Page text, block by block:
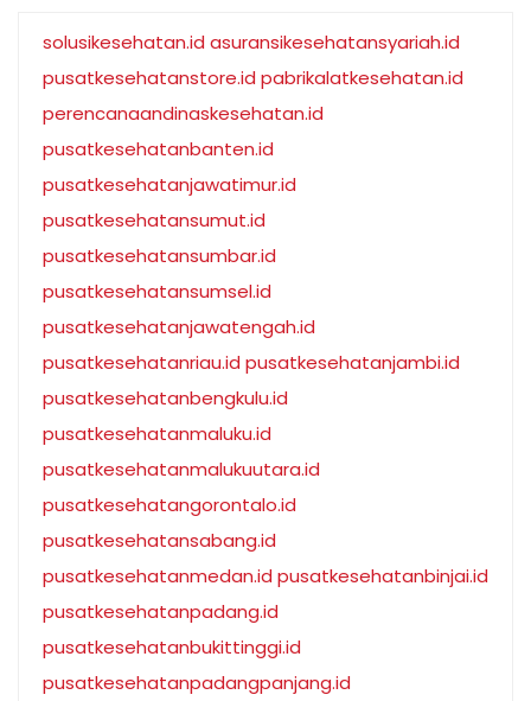
solusikesehatan.id asuransikesehatansyariah.id
pusatkesehatanstore.id pabrikalatkesehatan.id
perencanaandinaskesehatan.id
pusatkesehatanbanten.id
pusatkesehatanjawatimur.id
pusatkesehatansumut.id
pusatkesehatansumbar.id
pusatkesehatansumsel.id
pusatkesehatanjawatengah.id
pusatkesehatanriau.id pusatkesehatanjambi.id
pusatkesehatanbengkulu.id
pusatkesehatanmaluku.id
pusatkesehatanmalukuutara.id
pusatkesehatangorontalo.id
pusatkesehatansabang.id
pusatkesehatanmedan.id pusatkesehatanbinjai.id
pusatkesehatanpadang.id
pusatkesehatanbukittinggi.id
pusatkesehatanpadangpanjang.id